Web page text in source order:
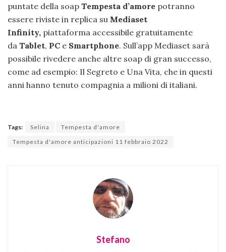
puntate della soap Tempesta d’amore potranno
essere riviste in replica su Mediaset
Infinity, piattaforma accessibile gratuitamente
da Tablet, PC e Smartphone. Sull’app Mediaset sarà
possibile rivedere anche altre soap di gran successo,
come ad esempio: Il Segreto e Una Vita, che in questi
anni hanno tenuto compagnia a milioni di italiani.
Tags: Selina
Tempesta d'amore
Tempesta d'amore anticipazioni 11 febbraio 2022
Stefano